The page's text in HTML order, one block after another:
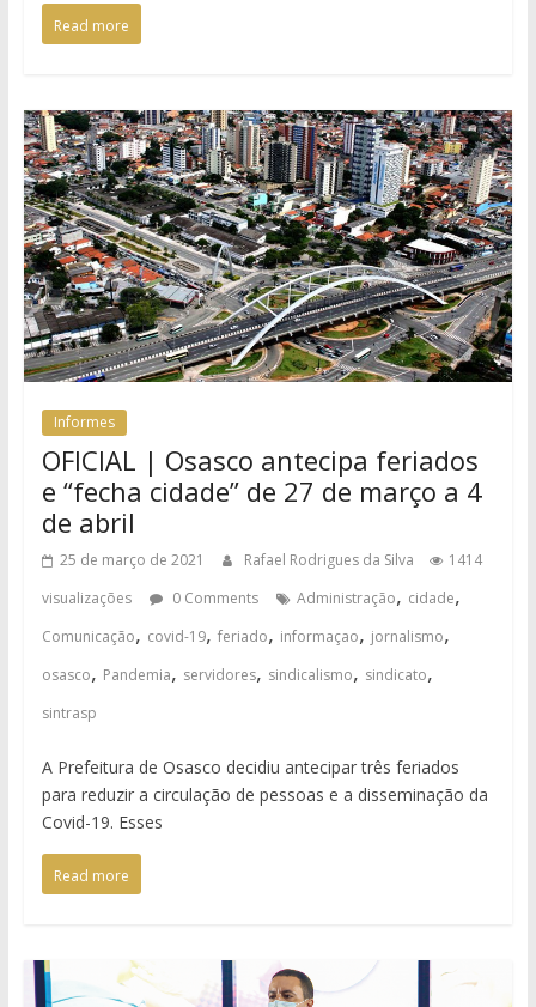
Read more
Informes
OFICIAL | Osasco antecipa feriados
e “fecha cidade” de 27 de março a 4
de abril
25 de março de 2021 Rafael Rodrigues da Silva
1414
visualizações
0 Comments Administração, cidade,
Comunicação, covid-19, feriado, informaçao, jornalismo,
osasco, Pandemia, servidores, sindicalismo, sindicato,
sintrasp
A Prefeitura de Osasco decidiu antecipar três feriados
para reduzir a circulação de pessoas e a disseminação da
Covid-19. Esses
Read more